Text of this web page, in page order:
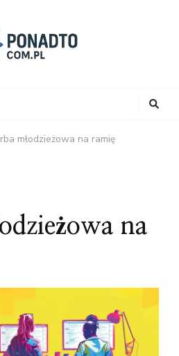
młodzieżowa na ramię
na